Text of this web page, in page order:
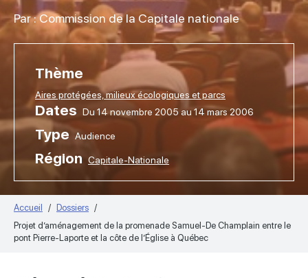
Par : Commission de la Capitale nationale
Thème
Aires protégées, milieux écologiques et parcs
Dates Du 14 novembre 2005 au 14 mars 2006
Type Audience
Région Capitale-Nationale
Accueil
Dossiers
Projet d’aménagement de la promenade Samuel-De Champlain entre le
pont Pierre-Laporte et la côte de l’Église à Québec